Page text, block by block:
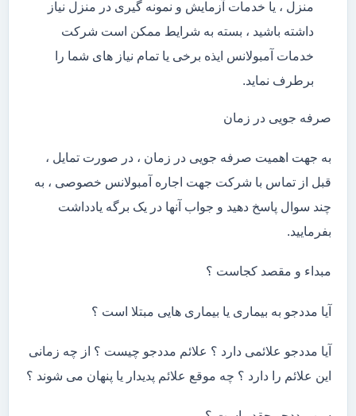
منزل ، یا خدمات آزمایش و نمونه گیری در منزل نیاز
داشته باشید ، بسته به شرایط ممکن است شرکت
خدمات آمبولانس ایذه برخی یا تمام نیاز های شما را
برطرف نماید.
صرفه جویی در زمان
به جهت اهمیت صرفه جویی در زمان ، در صورت تمایل ،
قبل از تماس با شرکت جهت اجاره آمبولانس خصوصی ، به
چند سوال پاسخ دهید و جواب آنها در یک برگه یادداشت
بفرمایید.
مبداء و مقصد کجاست ؟
آیا مددجو به بیماری یا بیماری هایی مبتلا است ؟
آیا مددجو علائمی دارد ؟ علائم مددجو چیست ؟ از چه زمانی
این علائم را دارد ؟ چه موقع علائم پدیدار یا پنهان می شوند ؟